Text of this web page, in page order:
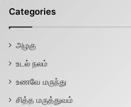
Categories
அழகு
உடல் நலம்
உணவே மருந்து
சித்த மருத்துவம்